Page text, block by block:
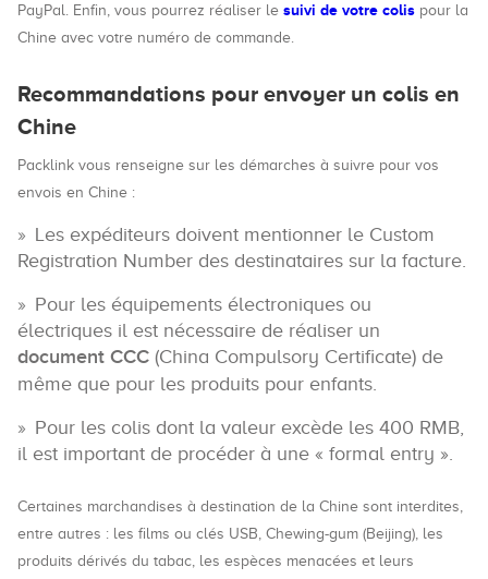
PayPal. Enfin, vous pourrez réaliser le suivi de votre colis pour la
Chine avec votre numéro de commande.
Recommandations pour envoyer un colis en
Chine
Packlink vous renseigne sur les démarches à suivre pour vos
envois en Chine :
Les expéditeurs doivent mentionner le Custom
Registration Number des destinataires sur la facture.
Pour les équipements électroniques ou
électriques il est nécessaire de réaliser un
document CCC (China Compulsory Certificate) de
même que pour les produits pour enfants.
Pour les colis dont la valeur excède les 400 RMB,
il est important de procéder à une « formal entry ».
Certaines marchandises à destination de la Chine sont interdites,
entre autres : les films ou clés USB, Chewing-gum (Beijing), les
produits dérivés du tabac, les espèces menacées et leurs